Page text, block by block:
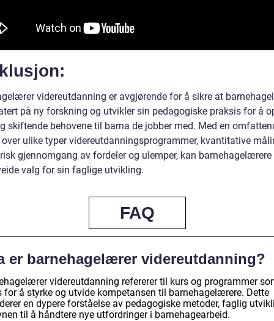
videreutdanning er avgjørende for å sikre at
på ny forskning og utvikler sin pedagogiske praksis for å
skiftende behovene til barna de jobber med. Med en
ulike typer videreutdanningsprogrammer, kvantitative
gjennomgang av fordeler og ulemper, kan barnehagelærere
valg for sin faglige utvikling.
FAQ
er barnehagelærer videreutdanning?
videreutdanning refererer til kurs og programmer
for å styrke og utvide kompetansen til barnehagelærere. Dette
en dypere forståelse av pedagogiske metoder, faglig
til å håndtere nye utfordringer i barnehagearbeid.